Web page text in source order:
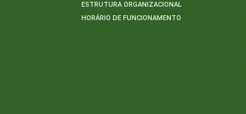
ESTRUTURA ORGANIZACIONAL
HORÁRIO DE FUNCIONAMENTO